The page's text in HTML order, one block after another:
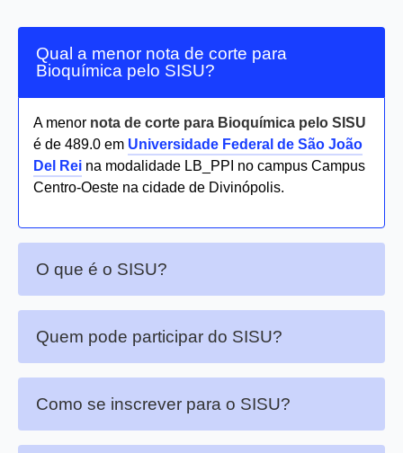
Qual a menor nota de corte para
Bioquímica pelo SISU?
A menor nota de corte para Bioquímica pelo SISU
é de 489.0 em Universidade Federal de São João
Del Rei na modalidade LB_PPI no campus Campus
Centro-Oeste na cidade de Divinópolis.
O que é o SISU?
Quem pode participar do SISU?
Como se inscrever para o SISU?